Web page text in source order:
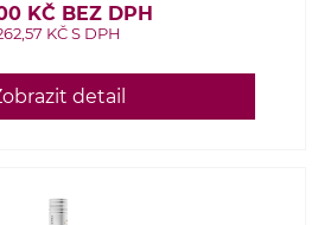
KČ BEZ DPH
KČ S DPH
detail